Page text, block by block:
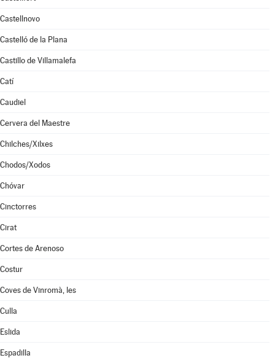
Castellnovo
Castelló de la Plana
Castillo de Villamalefa
Catí
Caudiel
Cervera del Maestre
Chilches/Xilxes
Chodos/Xodos
Chóvar
Cinctorres
Cirat
Cortes de Arenoso
Costur
Coves de Vinromà, les
Culla
Eslida
Espadilla